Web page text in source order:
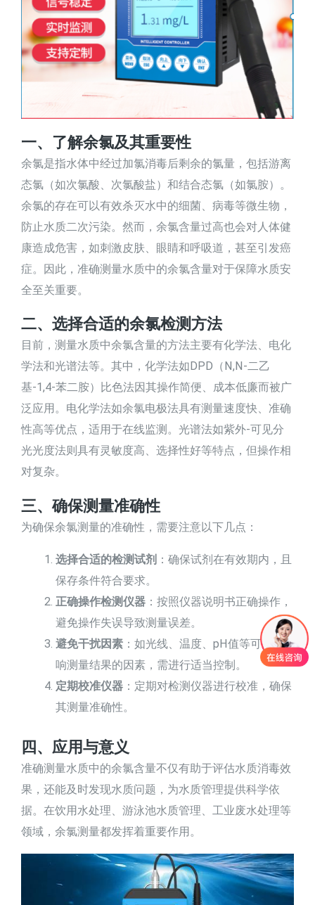
一、了解余氯及其重要性
余氯是指水体中经过加氯消毒后剩余的氯量，包括游离
态氯（如次氯酸、次氯酸盐）和结合态氯（如氯胺）。
余氯的存在可以有效杀灭水中的细菌、病毒等微生物，
防止水质二次污染。然而，余氯含量过高也会对人体健
康造成危害，如刺激皮肤、眼睛和呼吸道，甚至引发癌
症。因此，准确测量水质中的余氯含量对于保障水质安
全至关重要。
二、选择合适的余氯检测方法
目前，测量水质中余氯含量的方法主要有化学法、电化
学法和光谱法等。其中，化学法如DPD（N,N-二乙
基-1,4-苯二胺）比色法因其操作简便、成本低廉而被广
泛应用。电化学法如余氯电极法具有测量速度快、准确
性高等优点，适用于在线监测。光谱法如紫外-可见分
光光度法则具有灵敏度高、选择性好等特点，但操作相
对复杂。
三、确保测量准确性
为确保余氯测量的准确性，需要注意以下几点：
选择合适的检测试剂 ：确保试剂在有效期内，且
保存条件符合要求。
正确操作检测仪器 ：按照仪器说明书正确操作，
避免操作失误导致测量误差。
避免干扰因素 ：如光线、温度、pH值等可能影
响测量结果的因素，需进行适当控制。
定期校准仪器 ：定期对检测仪器进行校准，确保
其测量准确性。
四、应用与意义
准确测量水质中的余氯含量不仅有助于评估水质消毒效
果，还能及时发现水质问题，为水质管理提供科学依
据。在饮用水处理、游泳池水质管理、工业废水处理等
领域，余氯测量都发挥着重要作用。